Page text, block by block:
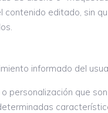
editado, sin
informado del
personalización que